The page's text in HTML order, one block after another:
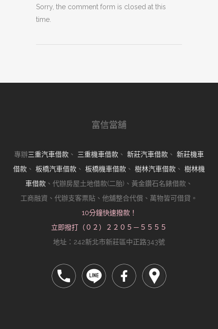
Sorry, the comment form is closed at this
time.
富信當舖
專辦三重汽車借款 、 三重機車借款 、 新莊汽車借款 、 新莊機車
借款 、 板橋汽車借款 、 板橋機車借款 、 樹林汽車借款 、 樹林機
車借款 、代辦房屋土地借款(二胎)、黃金鑽石名錶借款、
工商融資、代辦支客票貼、他舖整合代償、萬物皆可借貸。
10分鐘快速撥款！
立即撥打（０２）２２０５－５５５５
地址：242新北市新莊區中正路343號